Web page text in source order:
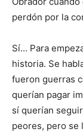
perdón por la
Sí… Para
historia. Se
fueron guerras
querían pagar
sí querían
peores, pero se